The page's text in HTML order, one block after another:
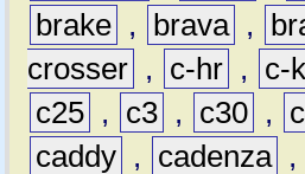
brake , brava ,
crosser , c-hr , c-
c25 , c3 , c30 ,
caddy , cadenza ,